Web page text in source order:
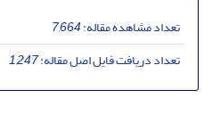
تعداد مشاهده مقاله:7,664
تعداد دریافت فایل اصل مقاله:1,247